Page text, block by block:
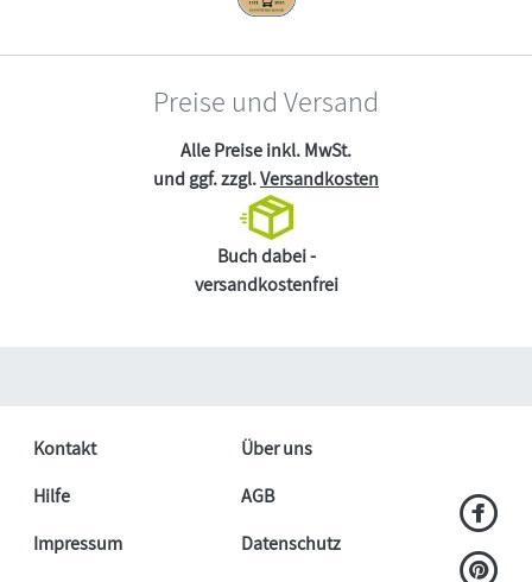
Preise und Versand
Alle Preise inkl. MwSt.
und ggf. zzgl.Versandkosten
Buch dabei -
versandkostenfrei
Kontakt
Über uns
Hilfe
AGB
Impressum
Datenschutz